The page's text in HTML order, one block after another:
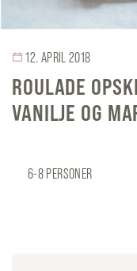
12. APRIL 2018
ROULADE
VANILJE OG
6-8 PERSONER